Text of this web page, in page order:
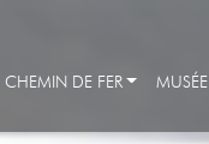
CHEMIN DE FER MUSÉE